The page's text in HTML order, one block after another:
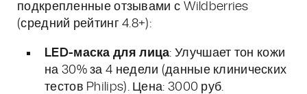
подкрепленные отзывами с Wildberries
(средний рейтинг 4.8+):
LED-маска для лица: Улучшает тон кожи
на 30% за 4 недели (данные клинических
тестов Philips). Цена: 3000 руб.